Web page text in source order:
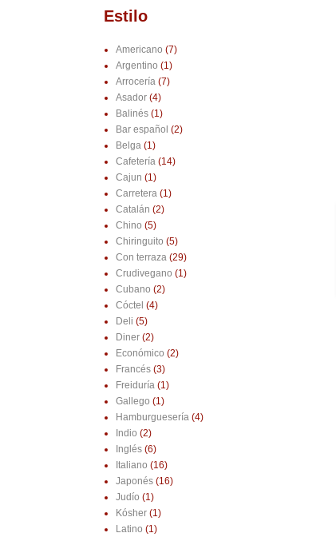
Estilo
Americano (7)
Argentino (1)
Arrocería (7)
Asador (4)
Balinés (1)
Bar español (2)
Belga (1)
Cafetería (14)
Cajun (1)
Carretera (1)
Catalán (2)
Chino (5)
Chiringuito (5)
Con terraza (29)
Crudivegano (1)
Cubano (2)
Cóctel (4)
Deli (5)
Diner (2)
Económico (2)
Francés (3)
Freiduría (1)
Gallego (1)
Hamburguesería (4)
Indio (2)
Inglés (6)
Italiano (16)
Japonés (16)
Judío (1)
Kósher (1)
Latino (1)